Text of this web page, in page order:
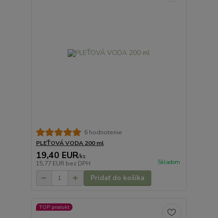
6 hodnotenie
PLEŤOVÁ VODA 200 ml
19,40 EUR/ks
15,77 EUR bez DPH Skladom
Pridať do košíka
TOP produkt